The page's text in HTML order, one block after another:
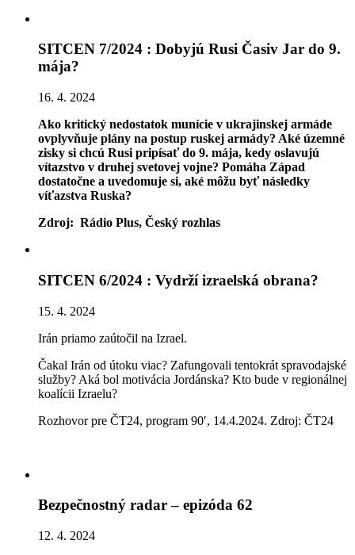
SITCEN 7/2024 : Dobyjú Rusi Časiv Jar do 9.
mája?
16. 4. 2024
Ako kritický nedostatok munície v ukrajinskej armáde
ovplyvňuje plány na postup ruskej armády? Aké územné
zisky si chcú Rusi pripísať do 9. mája, kedy oslavujú
vítazstvo v druhej svetovej vojne? Pomáha Západ
dostatočne a uvedomuje si, aké môžu byť následky
víťazstva Ruska?
Zdroj: Rádio Plus, Český rozhlas
SITCEN 6/2024 : Vydrží izraelská obrana?
15. 4. 2024
Irán priamo zaútočil na Izrael.
Čakal Irán od útoku viac? Zafungovali tentokrát spravodajské
služby? Aká bol motivácia Jordánska? Kto bude v regionálnej
koalícii Izraelu?
Rozhovor pre ČT24, program 90′, 14.4.2024. Zdroj: ČT24
Bezpečnostný radar – epizóda 62
12. 4. 2024